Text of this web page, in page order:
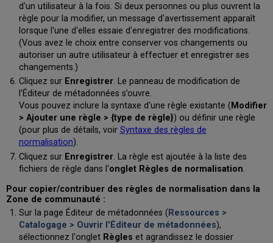
d'un utilisateur à la fois. Si deux personnes ou plus ouvrent la
règle pour la modifier, un message d'avertissement apparaît
lorsque l'une d'elles essaie d'enregistrer des modifications.
(Vous avez le choix entre conserver vos changements ou
autoriser un autre utilisateur à effectuer et enregistrer ses
changements.)
Cliquez sur Enregistrer. Le panneau de modification de
l'Éditeur de métadonnées s’ouvre.
Vous pouvez inclure la syntaxe d'une règle existante ( Modifier
> Ajouter une règle > {type de règle}) ou définir une règle
(pour plus de détails, voir Syntaxe des règles de
normalisation).
Cliquez sur Enregistrer. La règle est ajoutée à la liste des
fichiers de règle dans l'onglet Règles de normalisation.
Pour copier/contribuer des règles de normalisation dans la
Zone de communauté :
Sur la page Éditeur de métadonnées ( Ressources >
Catalogage > Ouvrir l'Éditeur de métadonnées),
sélectionnez l'onglet Règles et agrandissez le dossier